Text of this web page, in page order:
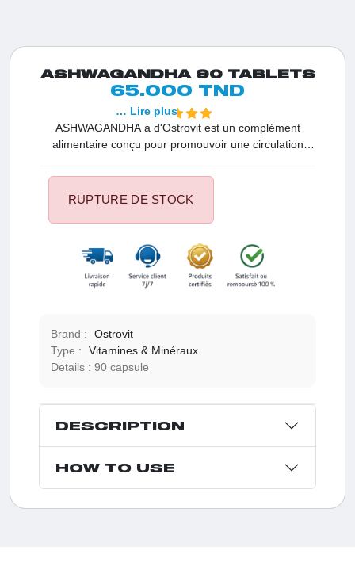
ASHWAGANDHA 90 TABLETS
65.000 TND
ASHWAGANDHA a d'Ostrovit est un complément
alimentaire conçu pour promouvoir une circulation
adéquat du système nerveux, accroître l'efficacité
physique, soutenir les fonctions liées à la mémoire et
corporel. Découvrez les bienfaits de l'ASHWAGANDHA
pour une santé globale optimale.
… Lire plus
RUPTURE DE STOCK
Brand :
Ostrovit
Type :
Vitamines & Minéraux
Details :
90 capsule
DESCRIPTION
HOW TO USE